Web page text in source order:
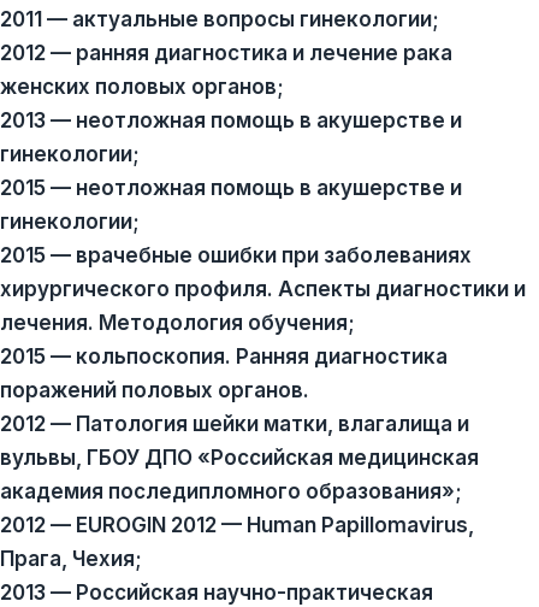
2011 — актуальные вопросы гинекологии;
2012 — ранняя диагностика и лечение рака
женских половых органов;
2013 — неотложная помощь в акушерстве и
гинекологии;
2015 — неотложная помощь в акушерстве и
гинекологии;
2015 — врачебные ошибки при заболеваниях
хирургического профиля. Аспекты диагностики и
лечения. Методология обучения;
2015 — кольпоскопия. Ранняя диагностика
поражений половых органов.
2012 — Патология шейки матки, влагалища и
вульвы, ГБОУ ДПО «Российская медицинская
академия последипломного образования»;
2012 — EUROGIN 2012 — Human Papillomavirus,
Прага, Чехия;
2013 — Российская научно-практическая